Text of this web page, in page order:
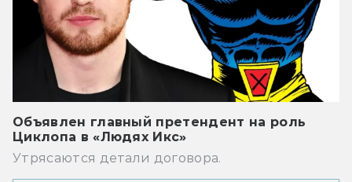
Объявлен главный претендент на роль
Циклопа в «Людях Икс»
Утрясаются детали договора.